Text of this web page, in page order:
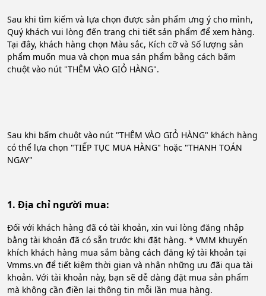
Sau khi tìm kiếm và lựa chọn được sản phẩm ưng ý cho mình,
Quý khách vui lòng đến trang chi tiết sản phẩm để xem hàng.
Tại đây, khách hàng chọn Màu sắc, Kích cỡ và Số lượng sản
phẩm muốn mua và chọn mua sản phẩm bằng cách bấm
chuột vào nút "THÊM VÀO GIỎ HÀNG".
Sau khi bấm chuột vào nút "THÊM VÀO GIỎ HÀNG" khách hàng
có thể lựa chọn "TIẾP TỤC MUA HÀNG" hoặc "THANH TOÁN
NGAY"
1. Địa chỉ người mua:
Đối với khách hàng đã có tài khoản, xin vui lòng đăng nhập
bằng tài khoản đã có sẵn trước khi đặt hàng. * VMM khuyến
khích khách hàng mua sắm bằng cách đăng ký tài khoản tại
Vmms.vn để tiết kiệm thời gian và nhận những ưu đãi qua tài
khoản. Với tài khoản này, bạn sẽ dễ dàng đặt mua sản phẩm
mà không cần điền lại thông tin mỗi lần mua hàng.